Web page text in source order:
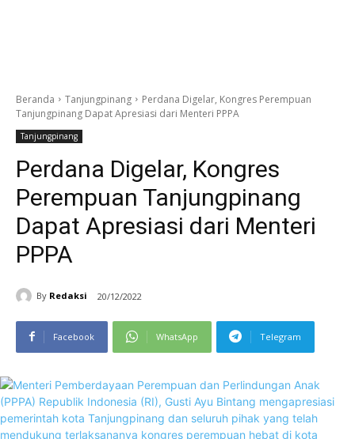
Beranda Tanjungpinang
Perdana Digelar, Kongres Perempuan
Tanjungpinang Dapat Apresiasi dari Menteri PPPA
Tanjungpinang
Perdana Digelar, Kongres
Perempuan Tanjungpinang
Dapat Apresiasi dari Menteri
PPPA
By Redaksi 20/12/2022
Facebook WhatsApp Telegram